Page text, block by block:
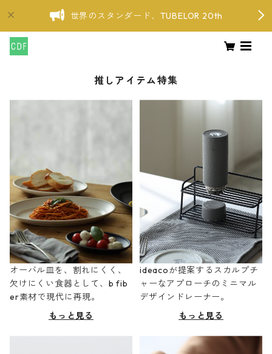
世界のスタンダード、TUBELOR 20th
推しアイテム特集
オーバル皿を、割れにくく、
欠けにくい食器として、b fib
er素材で現代に再現。
もっと見る
ideacoが提案するスカルプチ
ャーなアプローチのミニマル
デザインドレーナー。
もっと見る